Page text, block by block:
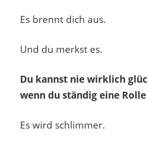
Es brennt dich aus.
Und du merkst es.
Du kannst nie wirklich
wenn du ständig eine
Es wird schlimmer.